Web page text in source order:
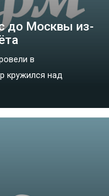
до Москвы из-
в
кружился над